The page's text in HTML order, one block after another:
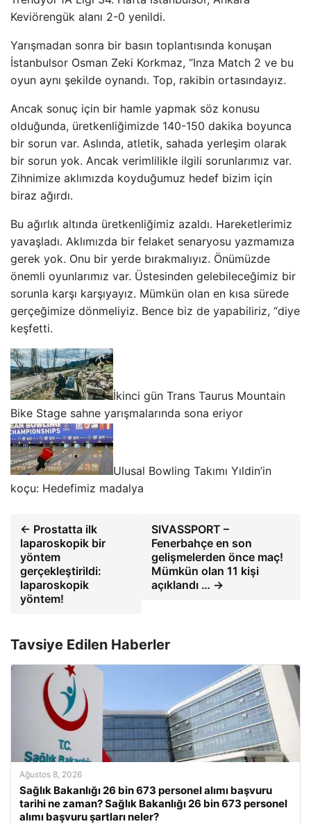
Keviörengük alanı 2-0 yenildi.
Yarışmadan sonra bir basın toplantısında konuşan
İstanbulsor Osman Zeki Korkmaz, “Inza Match 2 ve bu
oyun aynı şekilde oynandı. Top, rakibin ortasındayız.
Ancak sonuç için bir hamle yapmak söz konusu
olduğunda, üretkenliğimizde 140-150 dakika boyunca
bir sorun var. Aslında, atletik, sahada yerleşim olarak
bir sorun yok. Ancak verimlilikle ilgili sorunlarımız var.
Zihnimize aklımızda koyduğumuz hedef bizim için
biraz ağırdı.
Bu ağırlık altında üretkenliğimiz azaldı. Hareketlerimiz
yavaşladı. Aklımızda bir felaket senaryosu yazmamıza
gerek yok. Onu bir yerde bırakmalıyız. Önümüzde
önemli oyunlarımız var. Üstesinden gelebileceğimiz bir
sorunla karşı karşıyayız. Mümkün olan en kısa sürede
gerçeğimize dönmeliyiz. Bence biz de yapabiliriz, “diye
keşfetti.
İkinci gün Trans Taurus Mountain
Bike Stage sahne yarışmalarında sona eriyor
Ulusal Bowling Takımı Yıldin’in
koçu: Hedefimiz madalya
← Prostatta ilk
laparoskopik bir
yöntem
gerçekleştirildi:
laparoskopik
yöntem!
SIVASSPORT –
Fenerbahçe en son
gelişmelerden önce maç!
Mümkün olan 11 kişi
açıklandı … →
Tavsiye Edilen Haberler
Ağustos 8, 2026
Sağlık Bakanlığı 26 bin 673 personel alımı başvuru
tarihi ne zaman? Sağlık Bakanlığı 26 bin 673 personel
alımı başvuru şartları neler?